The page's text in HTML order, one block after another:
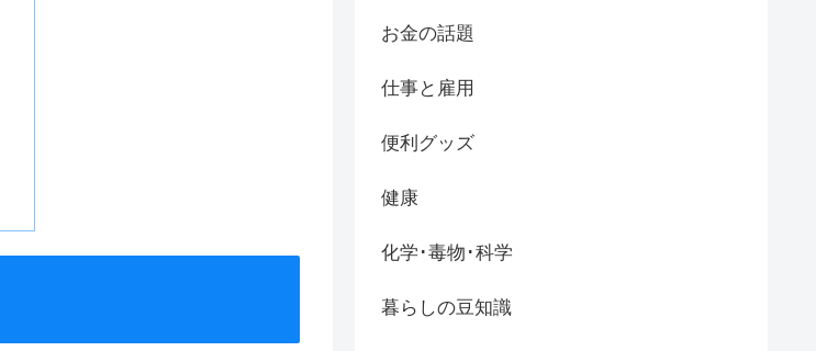
お金の話題
仕事と雇用
便利グッズ
健康
化学･毒物･科学
暮らしの豆知識